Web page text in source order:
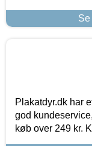
Plakatdyr.dk har
god
køb over 249 kr.